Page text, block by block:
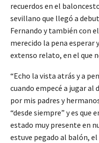
recuerdos en el
sevillano que llegó a
Fernando y también con
merecido la pena esperar
extenso relato, en el que
“Echo la vista atrás y a
cuando empecé a jugar al
por mis padres y
“desde siempre” y es
estado muy presente en
estuve pegado al balón,